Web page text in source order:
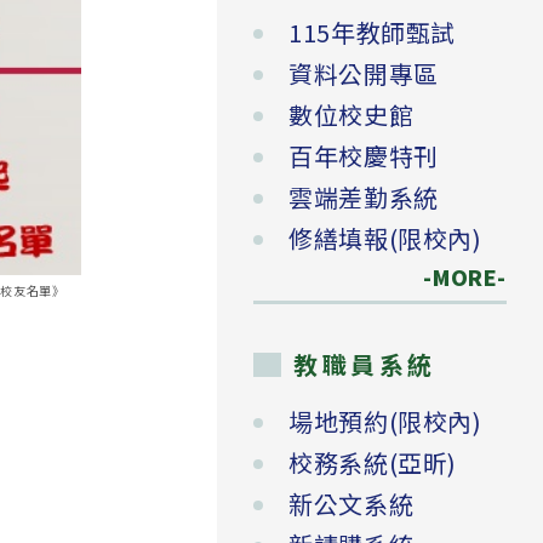
友名單》
115年教師甄試
資料公開專區
數位校史館
百年校慶特刊
雲端差勤系統
修繕填報(限校內)
-MORE-
教職員系統
場地預約(限校內)
校務系統(亞昕)
新公文系統